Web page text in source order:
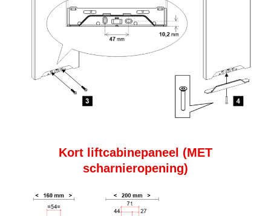
Kort liftcabinepaneel (MET
scharnieropening)